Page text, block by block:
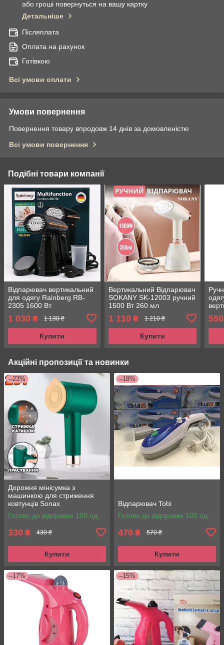
або гроші повернуться на вашу картку
Детальніше
Післяплата
Оплата на рахунок
Готівкою
Всі умови оплати
Умови повернення
Повернення товару впродовж 14 днів за домовленістю
Всі умови повернення
Подібні товари компанії
Відпарювач вертикальний
для одягу Rainberg RB-
2305 1600 Вт
Пароочисник для штор і
постільної білизни
1 030 ₴ 1 130 ₴
Купити
Вертикальний Відпарювач
SOKANY SK-12003 ручний
1500 Вт 260 мл
парогенератор для одягу
та штор
1 110₴ 1 210 ₴
Купити
550
Акційні пропозиції та новинки
–23%
Дорожня мінісумка з
машинкою для стриження
ковтунців Sonax
Multifunctional ironing and
trimming machin
Готово до відправки 100 од.
330 ₴ 430 ₴
Купити
–18%
Відпарювач Tobi
Готово до відправки 100 од.
470 ₴ 570 ₴
Купити
–17% –15%